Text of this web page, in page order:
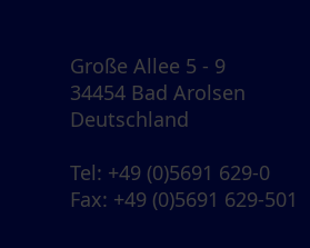
Große Allee 5 - 9
34454 Bad Arolsen
Deutschland
Tel: +49 (0)5691 629-0
Fax: +49 (0)5691 629-501